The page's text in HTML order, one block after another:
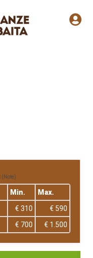
(Note)
Min.
Max.
€ 310
€ 590
€ 700 € 1.500